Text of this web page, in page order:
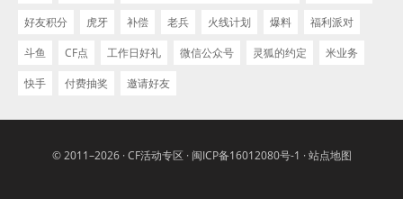
好友积分
虎牙 补偿 老兵 火线计划 爆料
福利派对
斗鱼
CF点 工作日好礼 微信公众号 灵狐的约定
米业务
快手
付费抽奖 邀请好友
© 2011–2026 ·CF活动专区 · 闽ICP备16012080号-1 ·站点地图